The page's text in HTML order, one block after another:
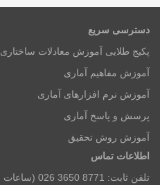
دسترسی سریع
پکیج طلایی آموزش معادلات ساختاری
آموزش مفاهیم آماری
آموزش نرم افزارهای آماری
پرسش و پاسخ آماری
آموزش روش تحقیق
اطلاعات تماس
تلفن ثابت: 8771 3650 026 (ساعات اداری)